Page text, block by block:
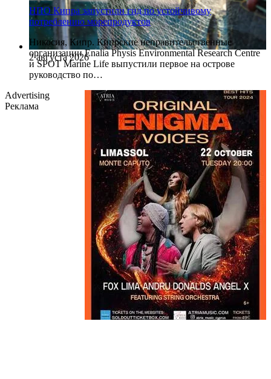
2 августа 2026
НПО Кипра запустили гид по устойчивому
потреблению морепродуктов
Никосия, Кипр. Кипрские неправительственные
организации Enalia Physis Environmental Research Centre
и SPOT Marine Life выпустили первое на острове
руководство по…
Advertising
Реклама